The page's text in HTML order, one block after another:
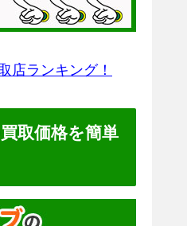
店ランキング！
取価格を簡単